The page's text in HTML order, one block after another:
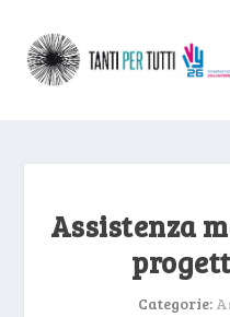
Assistenza
Categorie: